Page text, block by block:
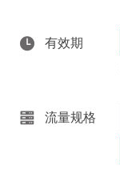
有效期
流量规格